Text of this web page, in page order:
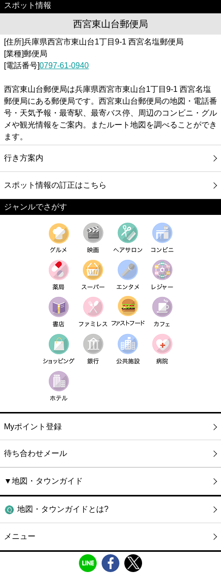
ホテル
スポット情報
西宮東山台郵便局
[住所]兵庫県西宮市東山台1丁目9-1 西宮名塩郵便局
[業種]郵便局
[電話番号]0797-61-0940
西宮東山台郵便局は兵庫県西宮市東山台1丁目9-1 西宮名塩
郵便局にある郵便局です。西宮東山台郵便局の地図・電話番
号・天気予報・最寄駅、最寄バス停、周辺のコンビニ・グル
メや観光情報をご案内。またルート地図を調べることができ
ます。
行き方案内
スポット情報の訂正はこちら
ジャンルでさがす
Myポイント登録
待ち合わせメール
▼地図・タウンガイド
地図・タウンガイドとは?
メニュー